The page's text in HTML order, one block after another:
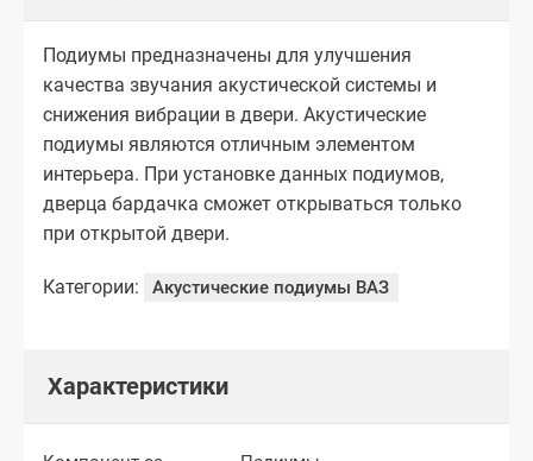
Подиумы предназначены для улучшения
качества звучания акустической системы и
снижения вибрации в двери. Акустические
подиумы являются отличным элементом
интерьера. При установке данных подиумов,
дверца бардачка сможет открываться только
при открытой двери.
Категории: Акустические подиумы ВАЗ
Характеристики